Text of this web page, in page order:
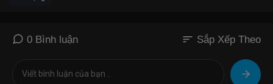
●▬▬▬▬▬▬▬▬▬▬▬▬▬▬▬▬▬▬●
Vinahouse và là một trong những kênh hàng đầu trong lĩnh vực âm
nhạc Việt Nam.
0 Bình luận sort Sắp Xếp Theo